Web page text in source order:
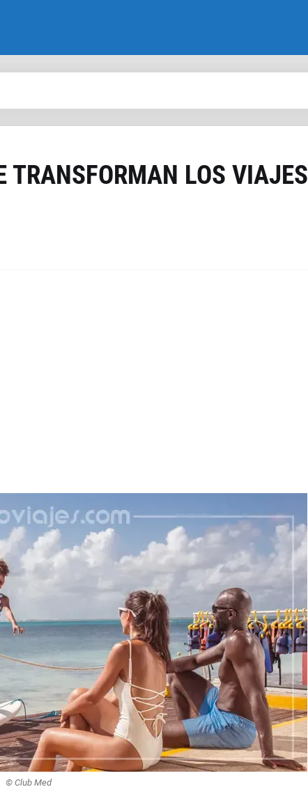
TRANSFORMAN LOS VIAJES
© Club Med